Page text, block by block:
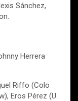
Sánchez,
Herrera
Riffo (Colo
Eros Pérez (U.